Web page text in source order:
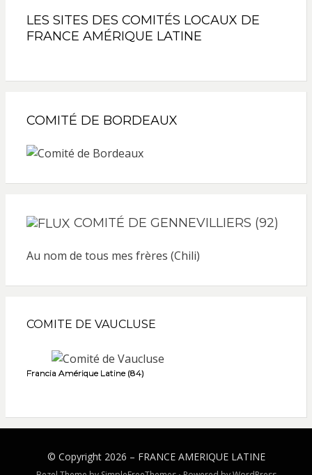
LES SITES DES COMITÉS LOCAUX DE
FRANCE AMÉRIQUE LATINE
COMITÉ DE BORDEAUX
COMITÉ DE GENNEVILLIERS (92)
Au nom de tous mes frères (Chili)
COMITE DE VAUCLUSE
Francia Amérique Latine (84)
© Copyright 2026 – FRANCE AMERIQUE LATINE